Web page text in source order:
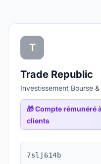
T
Trade Republic
Investissement Bourse
🎁Compte rémunéré
clients
7slj614b